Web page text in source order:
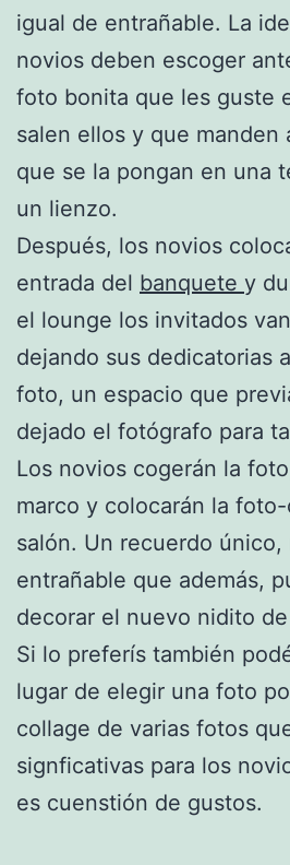
igual de entrañable. La
novios deben escoger
foto bonita que les guste
salen ellos y que manden
que se la pongan en una
un lienzo.
Después, los novios
entrada del banquete y
el lounge los invitados
dejando sus dedicatorias
foto, un espacio que
dejado el fotógrafo para
Los novios cogerán la
marco y colocarán la
salón. Un recuerdo
entrañable que además,
decorar el nuevo nidito de
Si lo preferís también
lugar de elegir una foto
collage de varias fotos
signficativas para los
es cuenstión de gustos.